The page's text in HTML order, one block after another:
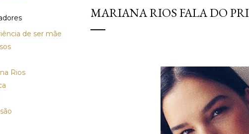
de ser mãe
Rios
MARIANA RIOS FALA DO